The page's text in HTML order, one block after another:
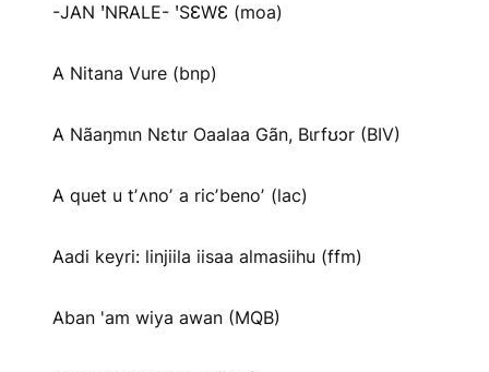
-JAN ꞌNRALE- ꞌSƐWƐ (moa)
A Nitana Vure (bnp)
A Nãaŋmɩn Nɛtɩr Oaalaa Gãn, Bɩrfʊɔr (BIV)
A quet u tʼʌnoʼ a ricʼbenoʼ (lac)
Aadi keyri: linjiila iisaa almasiihu (ffm)
Aban 'am wiya awan (MQB)